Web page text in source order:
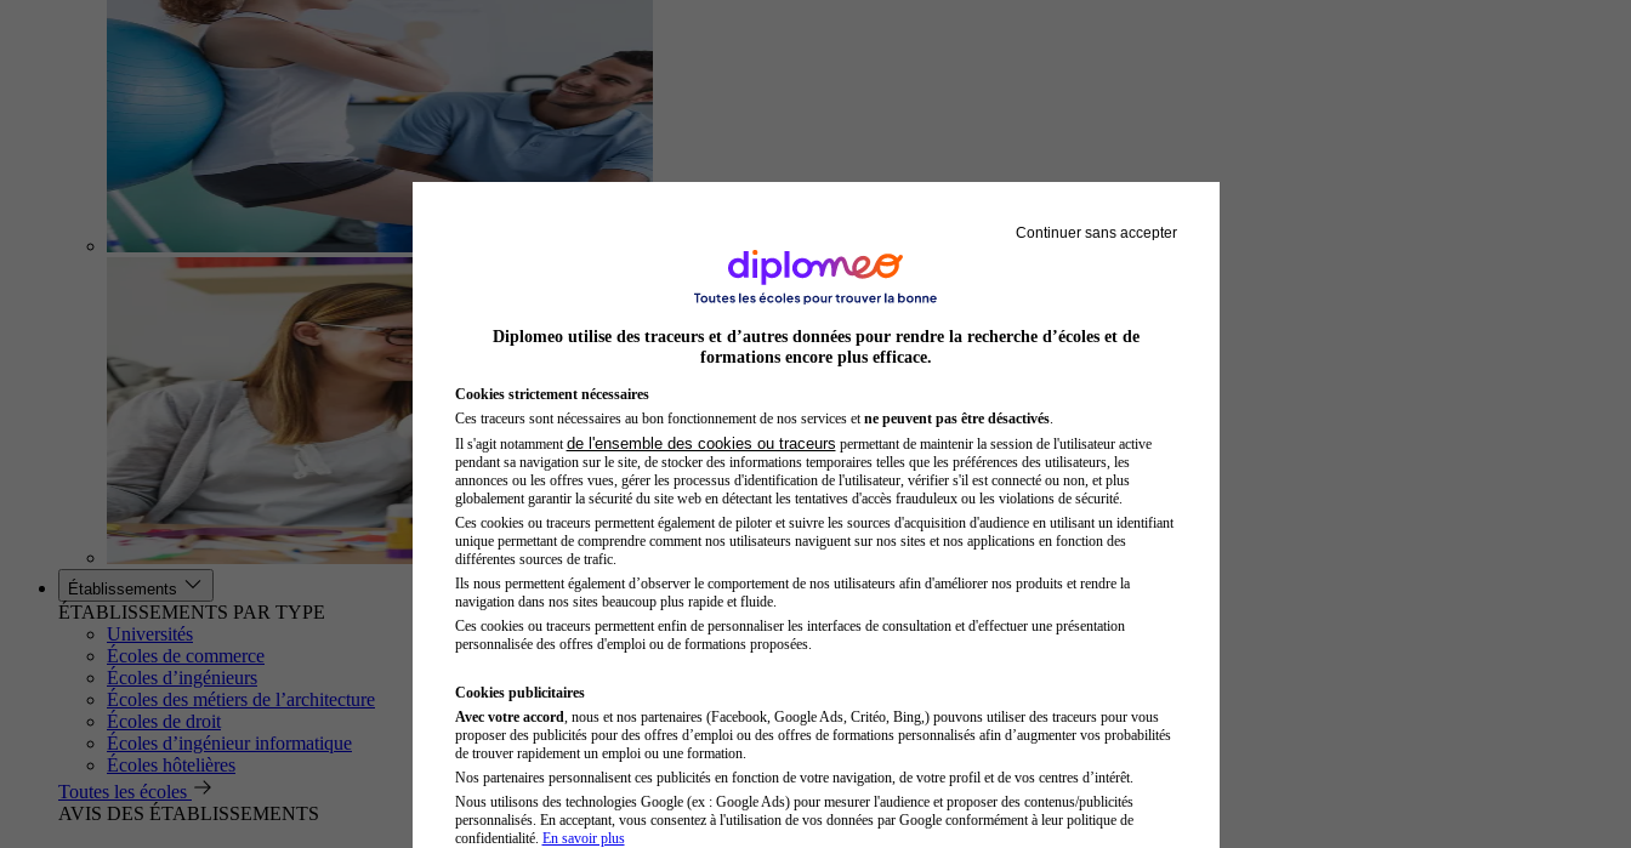
Kinésithérapeute sportif
Établissements
ÉTABLISSEMENTS PAR TYPE
Universités
Écoles de commerce
Écoles d’ingénieurs
Écoles des métiers de l’architecture
Écoles de droit
Écoles d’ingénieur informatique
Écoles hôtelières
Toutes les écoles
AVIS DES ÉTABLISSEMENTS
Continuer sans accepter
Diplomeo utilise des traceurs et d’autres données pour rendre la recherche d’écoles et de
formations encore plus efficace.
Cookies strictement nécessaires
Ces traceurs sont nécessaires au bon fonctionnement de nos services et ne peuvent pas être désactivés.
Il s'agit notamment de l'ensemble des cookies ou traceurs permettant de maintenir la session de l'utilisateur active
pendant sa navigation sur le site, de stocker des informations temporaires telles que les préférences des utilisateurs, les
annonces ou les offres vues, gérer les processus d'identification de l'utilisateur, vérifier s'il est connecté ou non, et plus
globalement garantir la sécurité du site web en détectant les tentatives d'accès frauduleux ou les violations de sécurité.
Ces cookies ou traceurs permettent également de piloter et suivre les sources d'acquisition d'audience en utilisant un identifiant
unique permettant de comprendre comment nos utilisateurs naviguent sur nos sites et nos applications en fonction des
différentes sources de trafic.
Ils nous permettent également d’observer le comportement de nos utilisateurs afin d'améliorer nos produits et rendre la
navigation dans nos sites beaucoup plus rapide et fluide.
Ces cookies ou traceurs permettent enfin de personnaliser les interfaces de consultation et d'effectuer une présentation
personnalisée des offres d'emploi ou de formations proposées.
Cookies publicitaires
Avec votre accord , nous et nos partenaires (Facebook, Google Ads, Critéo, Bing,) pouvons utiliser des traceurs pour vous
proposer des publicités pour des offres d’emploi ou des offres de formations personnalisés afin d’augmenter vos probabilités
de trouver rapidement un emploi ou une formation.
Nos partenaires personnalisent ces publicités en fonction de votre navigation, de votre profil et de vos centres d’intérêt.
Nous utilisons des technologies Google (ex : Google Ads) pour mesurer l'audience et proposer des contenus/publicités
personnalisés. En acceptant, vous consentez à l'utilisation de vos données par Google conformément à leur politique de
confidentialité. En savoir plus